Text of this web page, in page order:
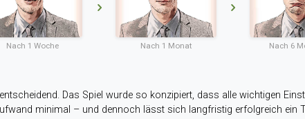
Nach 1 Woche Nach 1 Monat Nach 6
Das Spiel wurde so konzipiert, dass alle wichtigen
minimal – und dennoch lässt sich langfristig erfolgreich ein